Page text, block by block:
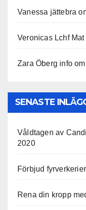
Vanessa jättebra
Veronicas Lchf Mat
Zara Öberg info
SENASTE
Våldtagen av
2020
Förbjud
Rena din kropp